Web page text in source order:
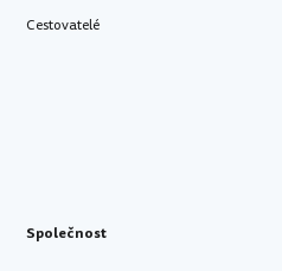
Cestovatelé
Společnost